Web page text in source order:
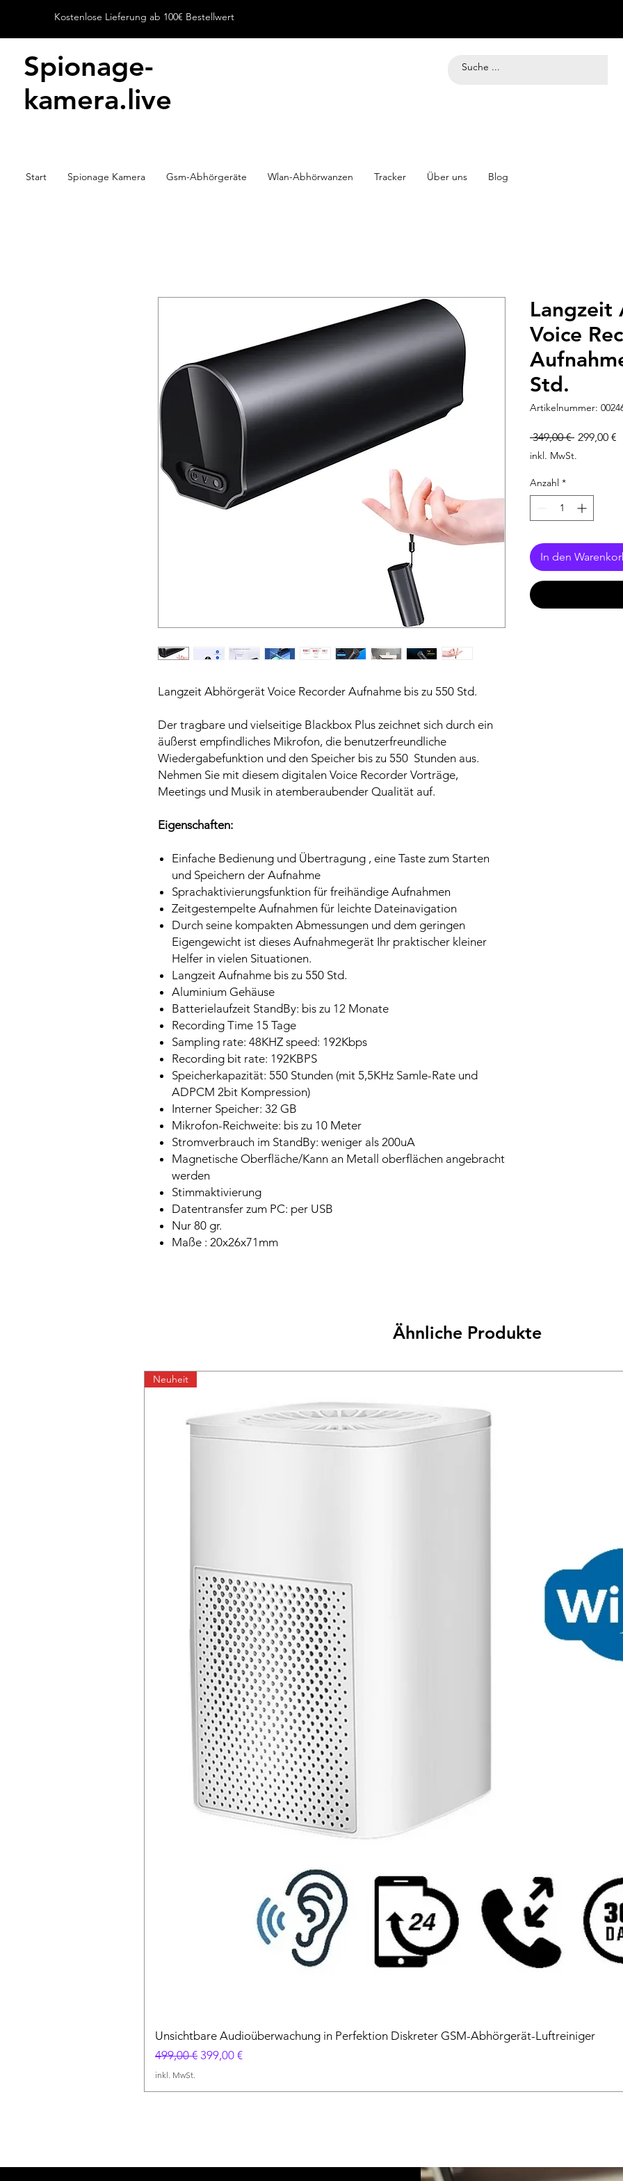
Kostenlose Lieferung ab 100€ Bestellwert
Spionage-
kamera.live
Start Spionage Kamera Gsm-Abhörgeräte Wlan-Abhörwanzen Tracker Über uns Blog
Langzeit Abhörgerät Voice Recorder Aufnahme bis zu 550 Std.
Der tragbare und vielseitige Blackbox Plus zeichnet sich durch ein
äußerst empfindliches Mikrofon, die benutzerfreundliche
Wiedergabefunktion und den Speicher bis zu 550 Stunden aus.
Nehmen Sie mit diesem digitalen Voice Recorder Vorträge,
Meetings und Musik in atemberaubender Qualität auf.
Eigenschaften:
Einfache Bedienung und Übertragung , eine Taste zum Starten
und Speichern der Aufnahme
Sprachaktivierungsfunktion für freihändige Aufnahmen
Zeitgestempelte Aufnahmen für leichte Dateinavigation
Durch seine kompakten Abmessungen und dem geringen
Eigengewicht ist dieses Aufnahmegerät Ihr praktischer kleiner
Helfer in vielen Situationen.
Langzeit Aufnahme bis zu 550 Std.
Aluminium Gehäuse
Batterielaufzeit StandBy: bis zu 12 Monate
Recording Time 15 Tage
Sampling rate: 48KHZ speed: 192Kbps
Recording bit rate: 192KBPS
Speicherkapazität: 550 Stunden (mit 5,5KHz Samle-Rate und
ADPCM 2bit Kompression)
Interner Speicher: 32 GB
Mikrofon-Reichweite: bis zu 10 Meter
Stromverbrauch im StandBy: weniger als 200uA
Magnetische Oberfläche/Kann an Metall oberflächen angebracht
werden
Stimmaktivierung
Datentransfer zum PC: per USB
Nur 80 gr.
Maße : 20x26x71mm
Langzeit
Voice
Std.
Artikelnummer:
349,00 € 299,00 €
inkl. MwSt.
Anzahl *
In den
Ähnliche Produkte
Neuheit
Unsichtbare Audioüberwachung in Perfektion Diskreter GSM-Abhörgerät-Luftreiniger
Standardpreis
499,00 € Sale-Preis
399,00 €
inkl. MwSt.